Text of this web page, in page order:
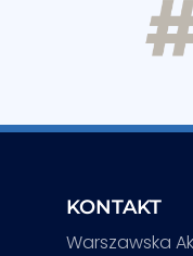
KONTAKT
Warszawska